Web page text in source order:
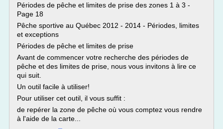
Périodes de pêche et limites de prise des zones 1 à 3 -
Page 18
Pêche sportive au Québec 2012 - 2014 - Périodes, limites
et exceptions
Périodes de pêche et limites de prise
Avant de commencer votre recherche des périodes de
pêche et des limites de prise, nous vous invitons à lire ce
qui suit.
Un outil facile à utiliser!
Pour utiliser cet outil, il vous suffit :
de repérer la zone de pêche où vous comptez vous rendre
à l'aide de la carte...